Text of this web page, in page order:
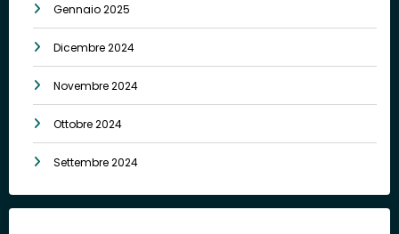
Gennaio 2025
Dicembre 2024
Novembre 2024
Ottobre 2024
Settembre 2024